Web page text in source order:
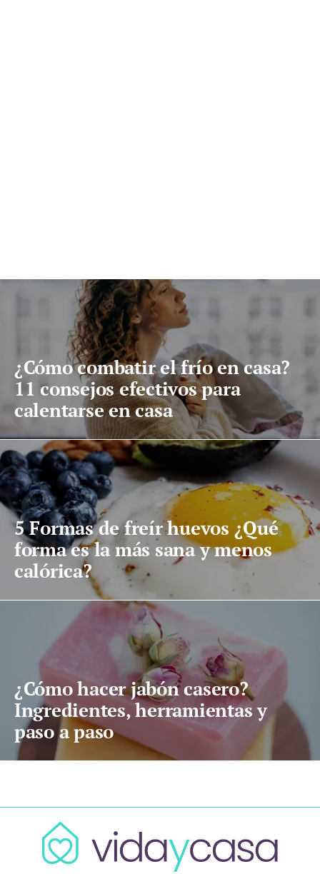
¿Cómo combatir el frío en casa?
11 consejos efectivos para
calentarse en casa
5 Formas de freír huevos ¿Qué
forma es la más sana y menos
calórica?
¿Cómo hacer jabón casero?
Ingredientes, herramientas y
paso a paso